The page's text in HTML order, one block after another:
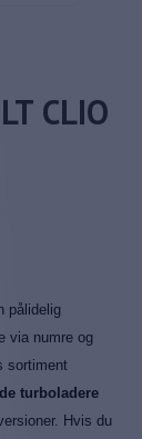
CLIO
pålidelig
via numre og
sortiment
turboladere
Hvis du